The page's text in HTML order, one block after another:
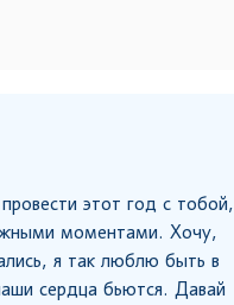
этот год с тобой,
моментами. Хочу,
я так люблю быть в
сердца бьются. Давай